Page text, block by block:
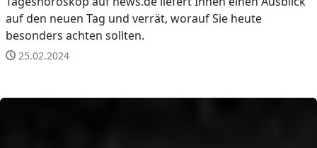
auf den neuen Tag und verrät, worauf Sie heute
besonders achten sollten.
25.02.2024